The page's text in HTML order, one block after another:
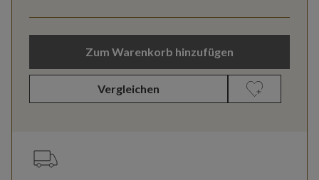
Zum Warenkorb hinzufügen
Vergleichen